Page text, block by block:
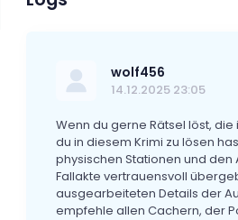
wolf456
14.12.2025 23:05
Wenn du gerne Rätsel löst,
du in diesem Krimi zu lösen
physischen Stationen und den
Fallakte vertrauensvoll
ausgearbeiteten Details der
empfehle allen Cachern, der